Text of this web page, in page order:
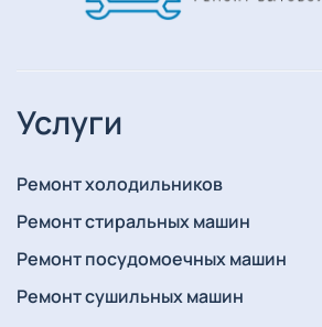
Услуги
Ремонт холодильников
Ремонт стиральных машин
Ремонт посудомоечных машин
Ремонт сушильных машин